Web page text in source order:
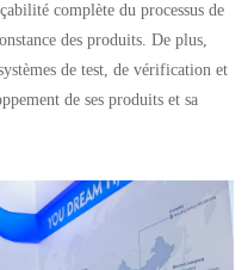
complète du processus de
des produits. De plus,
de test, de vérification et
de ses produits et sa